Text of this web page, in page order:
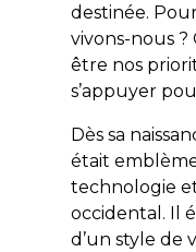
destinée.
vivons-nous
être nos
s’appuyer
Dès sa
était
technologie
occidental. Il
d’un style de